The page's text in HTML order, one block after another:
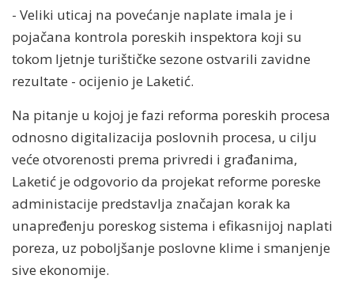
- Veliki uticaj na povećanje naplate imala je i
pojačana kontrola poreskih inspektora koji su
tokom ljetnje turištičke sezone ostvarili zavidne
rezultate - ocijenio je Laketić.
Na pitanje u kojoj je fazi reforma poreskih procesa
odnosno digitalizacija poslovnih procesa, u cilju
veće otvorenosti prema privredi i građanima,
Laketić je odgovorio da projekat reforme poreske
administacije predstavlja značajan korak ka
unapređenju poreskog sistema i efikasnijoj naplati
poreza, uz poboljšanje poslovne klime i smanjenje
sive ekonomije.